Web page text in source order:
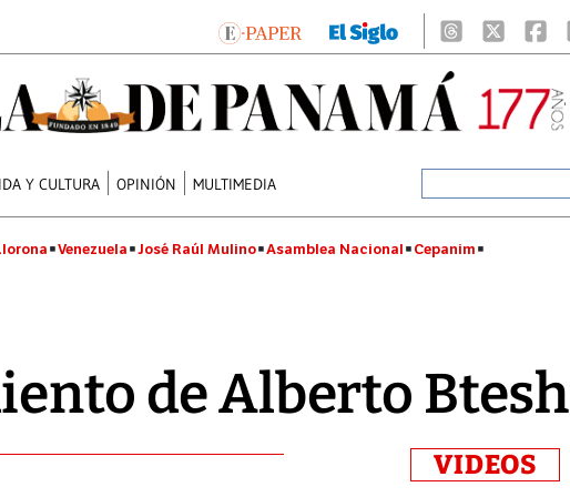
Y CULTURA OPINIÓN MULTIMEDIA
Venezuela José Raúl Mulino Asamblea Nacional Cepanim
de Alberto Btesh
VIDEOS